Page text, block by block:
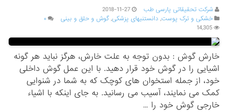
شرکت تحقیقاتی پارسی طب
2018-11-27
خشکی و ترک پوست,دانستنیهای پزشکی,گوش و حلق و بینی
۰
14,305
خارش گوش : بدون توجه به علت خارش، هرگز نباید هر گونه
اشیایی را در گوش خود قرار دهید. با این عمل گوش داخلی
خود، از جمله استخوان های کوچک که به شما در شنوایی
کمک می نمایند، آسیب می رسانید. به جای اینکه با اشیاء
خارجی گوش خود را …